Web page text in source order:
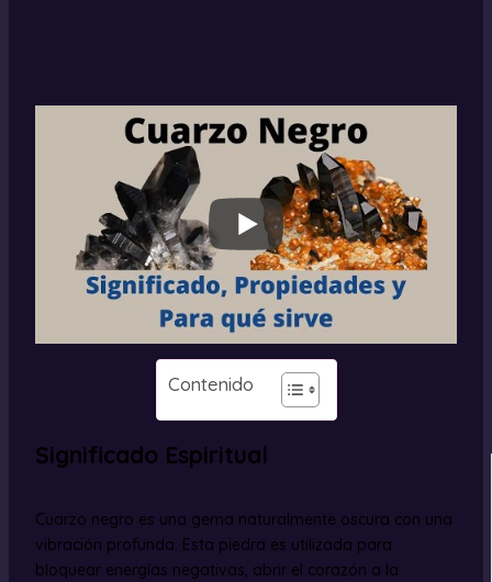
Contenido
Significado Espiritual
Cuarzo negro es una gema naturalmente oscura con una
vibración profunda. Esta piedra es utilizada para
bloquear energías negativas, abrir el corazón a la